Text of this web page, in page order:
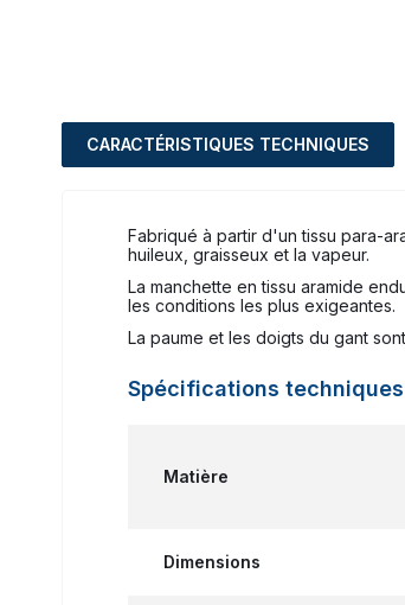
CARACTÉRISTIQUES TECHNIQUES
Fabriqué à partir d'un tissu para-
huileux, graisseux et la vapeur.
La manchette en tissu aramide
les conditions les plus exigeantes.
La paume et les doigts du gant
Spécifications techniques
Matière
Dimensions